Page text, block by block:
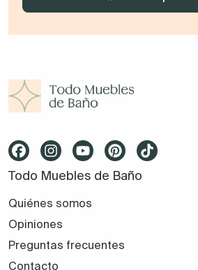
Todo Muebles de Baño
Quiénes somos
Opiniones
Preguntas frecuentes
Contacto